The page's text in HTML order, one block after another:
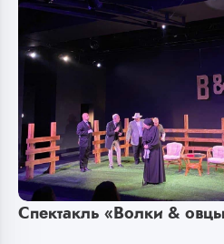
Спектакль «Волки &